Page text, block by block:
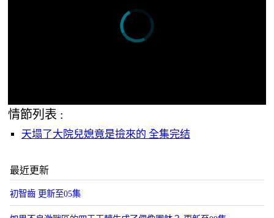
情節列表 :
天塌了大院兒媳竟是撿來的 全集完结
最近更新
初智齒 更新至05集